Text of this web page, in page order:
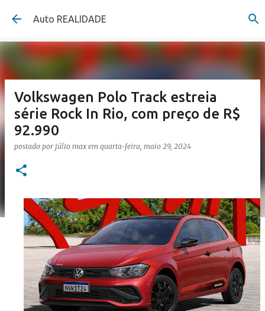
Pular para o conteúdo principal
Auto REALIDADE
Volkswagen Polo Track estreia
série Rock In Rio, com preço de R$
92.990
postado por júlio max em quarta-feira, maio 29, 2024